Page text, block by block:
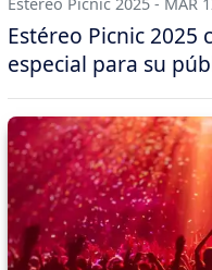
Estéreo Picnic 2025
especial para su